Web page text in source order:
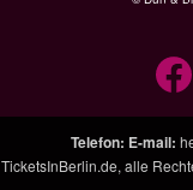
Telefon: E-mail:
TicketsInBerlin.de, alle